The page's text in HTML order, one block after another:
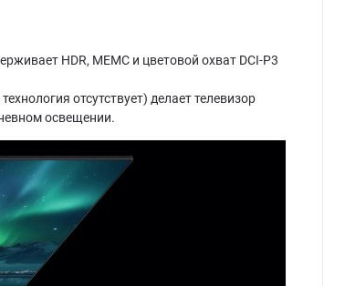
HDR, MEMC и цветовой охват DCI-P3
отсутствует) делает телевизор
освещении.